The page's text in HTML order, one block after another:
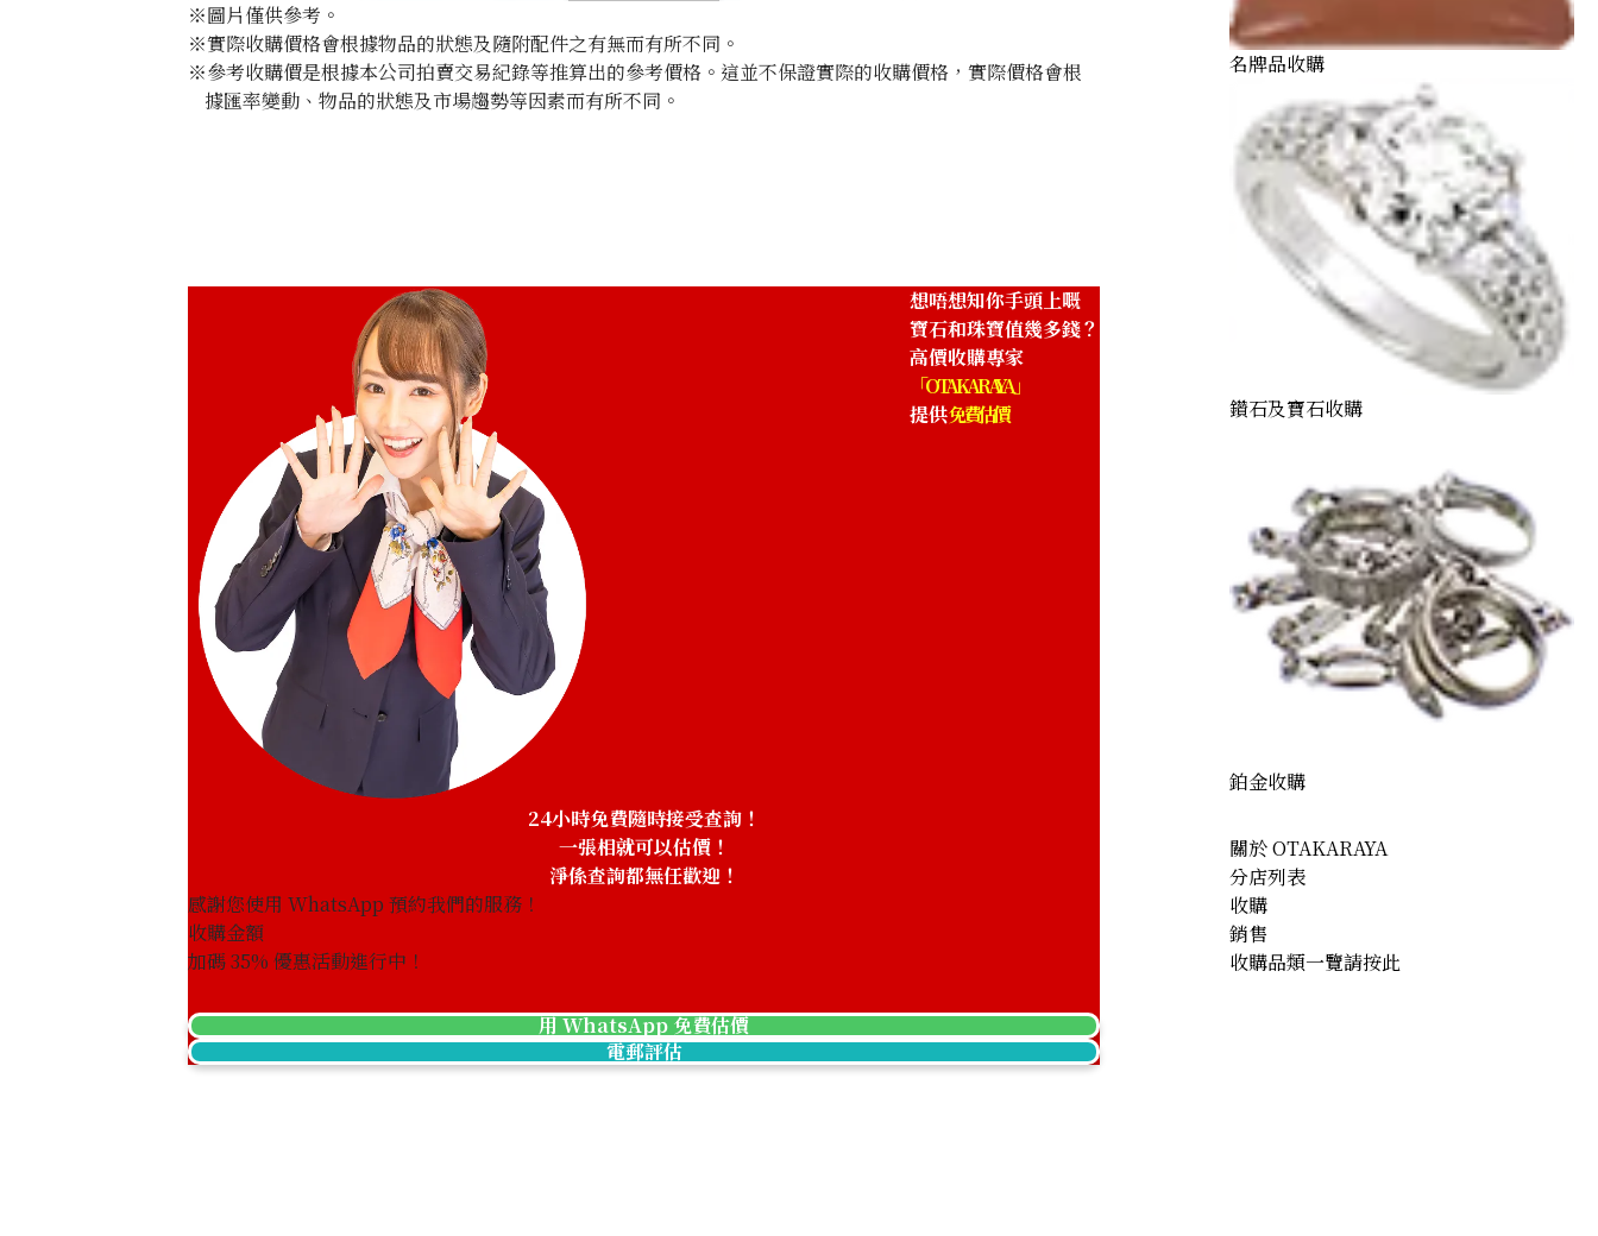
Aquamarine brooch 12.16 ct
HKD 46,251.58 HKD 60,839.00
※圖片僅供參考。
※實際收購價格會根據物品的狀態及隨附配件之有無而有所不同。
※參考收購價是根據本公司拍賣交易紀錄等推算出的參考價格。這並不保證實際的收購價格，實際價格會根
據匯率變動、物品的狀態及市場趨勢等因素而有所不同。
想唔想知你手頭上嘅
寶石和珠寶值幾多錢？
高價收購專家
「OTAKARAYA」
提供免費估價
24小時免費隨時接受查詢！
一張相就可以估價！
淨係查詢都無任歡迎！
感謝您使用 WhatsApp 預約我們的服務！
收購金額
加碼35% 優惠活動進行中！
用 WhatsApp 免費估價
電郵評估
名牌品收購
鑽石及寶石收購
鉑金收購
關於 OTAKARAYA
分店列表
收購
銷售
收購品類一覽請按此